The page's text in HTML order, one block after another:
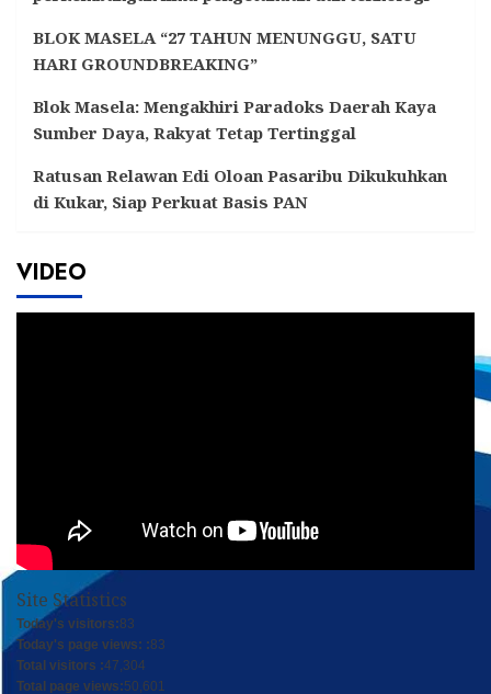
BLOK MASELA “27 TAHUN MENUNGGU, SATU
HARI GROUNDBREAKING”
Blok Masela: Mengakhiri Paradoks Daerah Kaya
Sumber Daya, Rakyat Tetap Tertinggal
Ratusan Relawan Edi Oloan Pasaribu Dikukuhkan
di Kukar, Siap Perkuat Basis PAN
VIDEO
Site Statistics
Today's visitors:83
Today's page views: :83
Total visitors :47,304
Total page views:50,601